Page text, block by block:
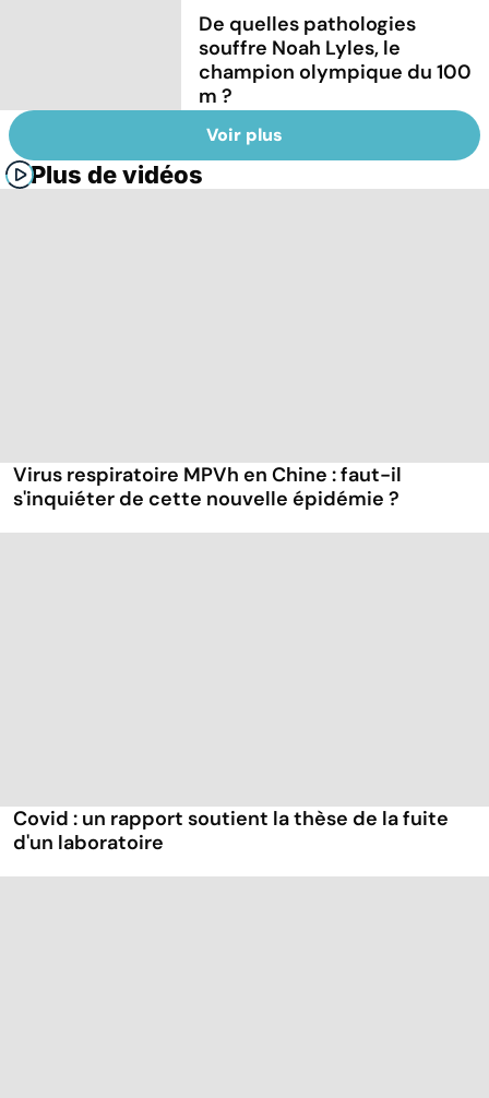
De quelles pathologies
souffre Noah Lyles, le
champion olympique du 100
m ?
Voir plus
Plus de vidéos
Virus respiratoire MPVh en Chine : faut-il
s'inquiéter de cette nouvelle épidémie ?
Covid : un rapport soutient la thèse de la fuite
d'un laboratoire